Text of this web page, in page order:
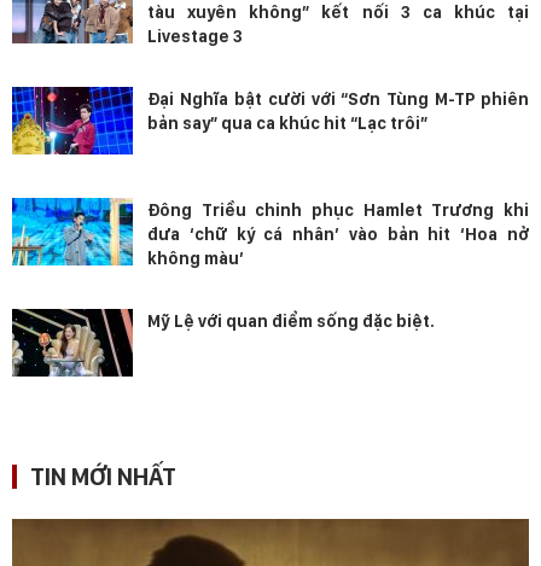
tàu xuyên không” kết nối 3 ca khúc tại
Livestage 3
Đại Nghĩa bật cười với “Sơn Tùng M-TP phiên
bản say” qua ca khúc hit “Lạc trôi”
Đông Triều chinh phục Hamlet Trương khi
đưa ‘chữ ký cá nhân’ vào bản hit ‘Hoa nở
không màu’
Mỹ Lệ với quan điểm sống đặc biệt.
TIN MỚI NHẤT